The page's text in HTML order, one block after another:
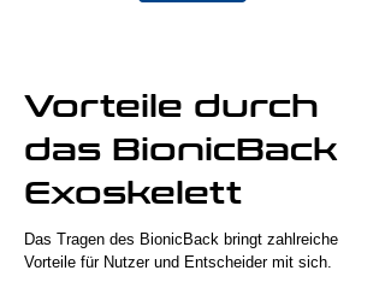
Vorteile durch
das BionicBack
Exoskelett
Das Tragen des BionicBack bringt zahlreiche
Vorteile für Nutzer und Entscheider mit sich.